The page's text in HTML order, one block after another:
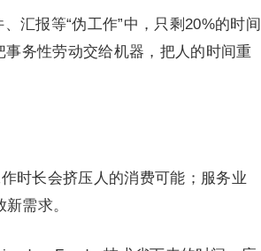
汇报等“伪工作”中，只剩20%的时间
务性劳动交给机器，把人的时间重
时长会挤压人的消费可能；服务业
需求。